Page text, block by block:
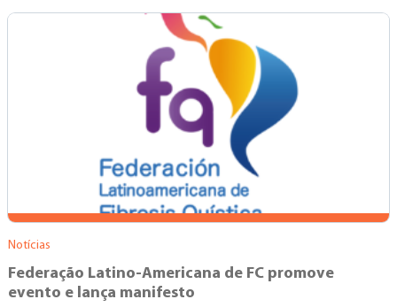
Notícias
Federação Latino-Americana de FC promove
evento e lança manifesto